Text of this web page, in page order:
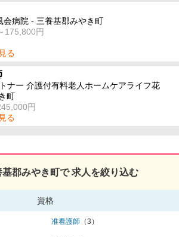
会病院 - 三養基郡みやき町
175,800円
る
ナー 介護付有料老人ホームケアライフ花
町
円
る
郡みやき町で 求人を絞り込む
資格
准看護師 （3）